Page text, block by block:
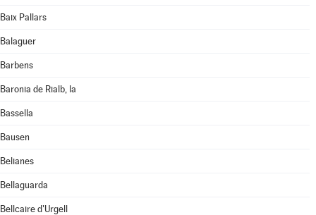
Baix Pallars
Balaguer
Barbens
Baronia de Rialb, la
Bassella
Bausen
Belianes
Bellaguarda
Bellcaire d'Urgell